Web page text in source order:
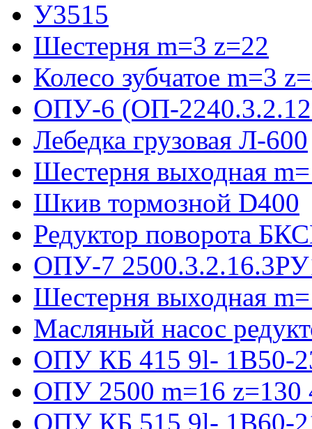
У3515
Шестерня m=3 z=22
Колесо зубчатое m=3
ОПУ-6 (ОП-
Лебедка грузовая Л-600
Шестерня выходная
Шкив тормозной D400
Редуктор поворота
ОПУ-7
Шестерня выходная
Масляный насос
ОПУ КБ 415 9l- 1B50-
ОПУ 2500 m=16 z=130
ОПУ КБ 515 9l- 1B60-